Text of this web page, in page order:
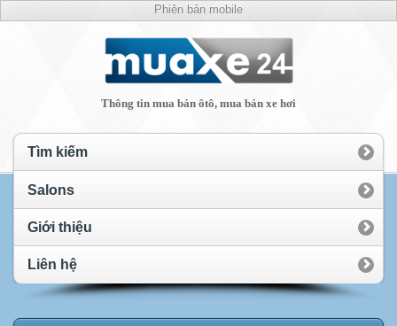
Phiên bản mobile
Thông tin mua bán ôtô, mua bán xe hơi
Tìm kiếm
Salons
Giới thiệu
Liên hệ